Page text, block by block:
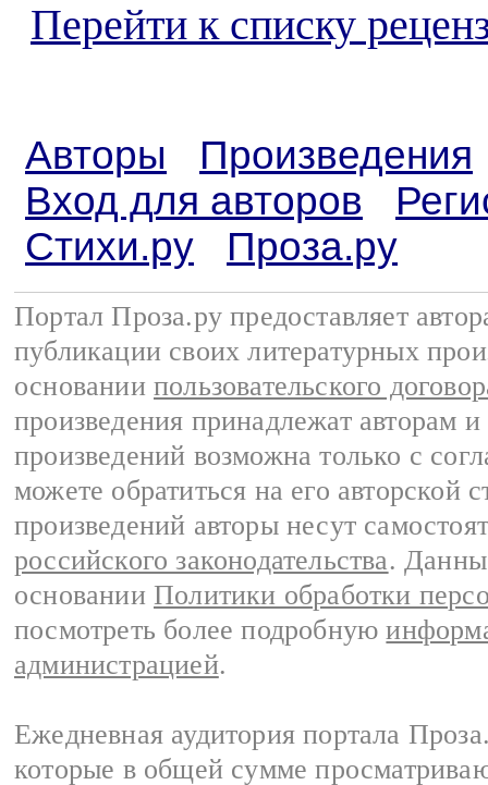
Перейти к списку
Авторы
Произведения
Вход для авторов
Стихи.ру
Проза.ру
Портал Проза.ру предоставляет
публикации своих литературных
основании пользовательского
произведения принадлежат авторам
произведений возможна только с
можете обратиться на его авторской
произведений авторы несут
российского законодательства.
основании Политики обработки
посмотреть более подробную
администрацией.
Ежедневная аудитория портала
которые в общей сумме